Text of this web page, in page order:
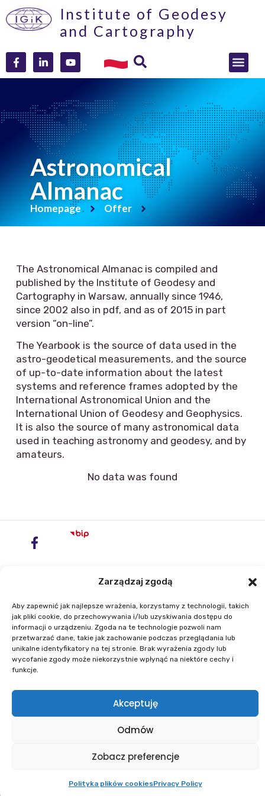
Zarządzaj zgodą
Aby zapewnić jak najlepsze wrażenia, korzystamy z technologii, takich
jak pliki cookie, do przechowywania i/lub uzyskiwania dostępu do
informacji o urządzeniu. Zgoda na te technologie pozwoli nam
przetwarzać dane, takie jak zachowanie podczas przeglądania lub
unikalne identyfikatory na tej stronie. Brak wyrażenia zgody lub
wycofanie zgody może niekorzystnie wpłynąć na niektóre cechy i
funkcje.
Akceptuję
Odmów
Zobacz preferencje
Polityka plików cookiesPrivacy Policy
Institute of Geodesy
and Cartography
Astronomical
Almanac
Homepage Offer
The Astronomical Almanac is compiled and
published by the Institute of Geodesy and
Cartography in Warsaw, annually since 1946,
since 2002 also in pdf, and as of 2015 in part
version “on-line”.
The Yearbook is the source of data used in the
astro-geodetical measurements, and the source
of up-to-date information about the latest
systems and reference frames adopted by the
International Astronomical Union and the
International Union of Geodesy and Geophysics.
It is also the source of many astronomical data
used in teaching astronomy and geodesy, and by
amateurs.
No data was found
Institute of Geodesy and Cartography
ul. Zygmunta Modzelewskiego 27